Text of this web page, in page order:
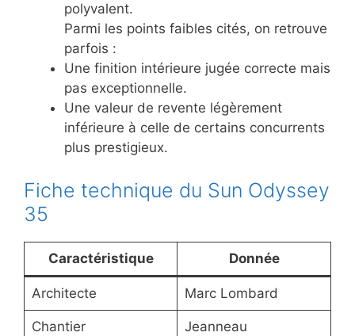
polyvalent.
Parmi les points faibles cités, on retrouve
parfois :
Une finition intérieure jugée correcte mais
pas exceptionnelle.
Une valeur de revente légèrement
inférieure à celle de certains concurrents
plus prestigieux.
Fiche technique du Sun Odyssey
35
Caractéristique Donnée
Architecte Marc Lombard
Chantier Jeanneau